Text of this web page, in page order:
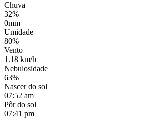
Chuva
32%
0mm
Umidade
80%
Vento
1.18 km/h
Nebulosidade
63%
Nascer do sol
07:52 am
Pôr do sol
07:41 pm